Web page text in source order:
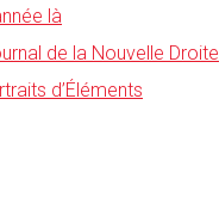
là
de la Nouvelle Droite
d’Éléments